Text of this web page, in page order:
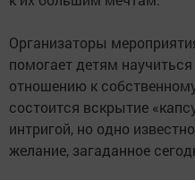
Организаторы
помогает детям
отношению к
состоится вскрытие
интригой, но одно
желание, загаданное